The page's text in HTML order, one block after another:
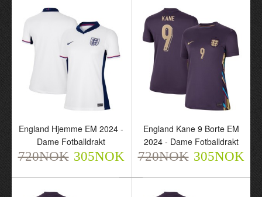
England Stones 5
Hjemme EM 2024 -
Dame Fotballdrakt
720NOK 305NOK
England Rice 4 Hjemme
EM 2024 - Dame
Fotballdrakt
720NOK 305NOK
England Hjemme EM 2024 -
Dame Fotballdrakt
720NOK 305NOK
England Kane 9 Borte EM
2024 - Dame Fotballdrakt
720NOK 305NOK